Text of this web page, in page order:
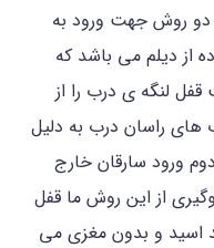
دو‌ روش جهت ورود به
از دیلم می باشد که
لنگه ی درب را از
های راسان درب به دلیل
ورود سارقان خارج
از این روش ما قفل
اسید و بدون مغزی می